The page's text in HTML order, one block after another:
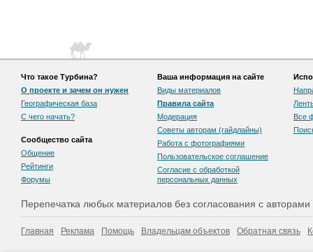
Что такое Турбина?
О проекте и зачем он нужен
Географическая база
С чего начать?
Сообщество сайта
Общение
Рейтинги
Форумы
Ваша информация на сайте
Виды материалов
Правила сайта
Модерация
Советы авторам (гайдлайны)
Работа с фотографиями
Пользовательскоe соглашение
Согласие с обработкой
персональных данных
Все
Перепечатка любых материалов без согласования с
Главная Реклама Помощь Владельцам объектов Обратная связь